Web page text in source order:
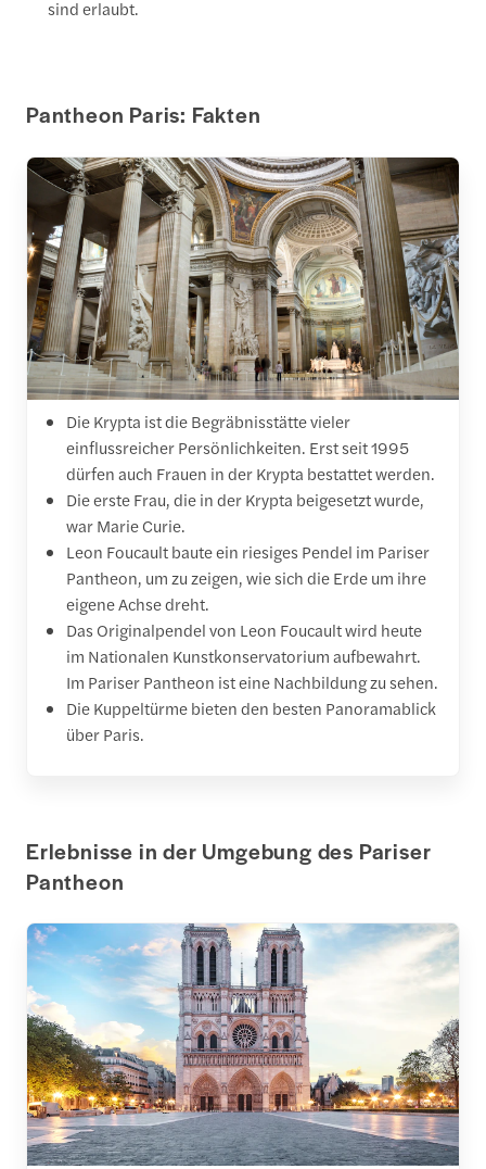
sind erlaubt.
Pantheon Paris: Fakten
Die Krypta ist die Begräbnisstätte vieler
einflussreicher Persönlichkeiten. Erst seit 1995
dürfen auch Frauen in der Krypta bestattet werden.
Die erste Frau, die in der Krypta beigesetzt wurde,
war Marie Curie.
Leon Foucault baute ein riesiges Pendel im Pariser
Pantheon, um zu zeigen, wie sich die Erde um ihre
eigene Achse dreht.
Das Originalpendel von Leon Foucault wird heute
im Nationalen Kunstkonservatorium aufbewahrt.
Im Pariser Pantheon ist eine Nachbildung zu sehen.
Die Kuppeltürme bieten den besten Panoramablick
über Paris.
Erlebnisse in der Umgebung des Pariser
Pantheon